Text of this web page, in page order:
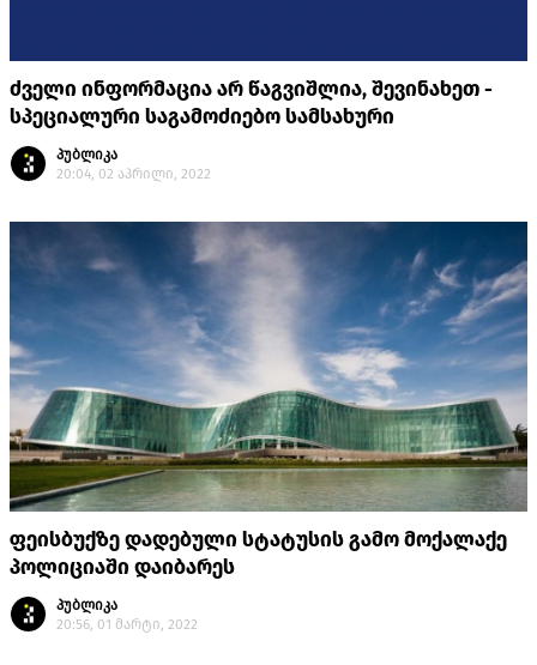
ძველი ინფორმაცია არ წაგვიშლია, შევინახეთ -
სპეციალური საგამოძიებო სამსახური
პუბლიკა
20:04, 02 აპრილი, 2022
ფეისბუქზე დადებული სტატუსის გამო მოქალაქე
პოლიციაში დაიბარეს
პუბლიკა
20:56, 01 მარტი, 2022